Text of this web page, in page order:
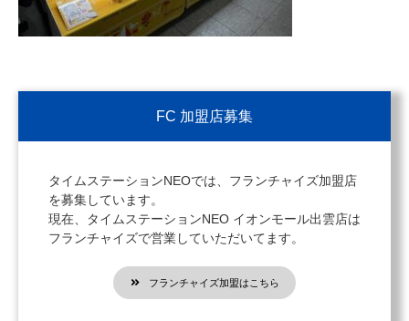
FC 加盟店募集
タイムステーションNEOでは、フランチャイズ加盟店
を募集しています。
現在、タイムステーションNEO イオンモール出雲店は
フランチャイズで営業していただいてます。
フランチャイズ加盟はこちら